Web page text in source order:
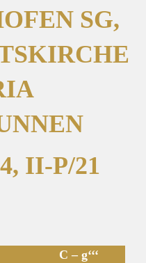
SG,
II-P/21
C – g‘‘‘